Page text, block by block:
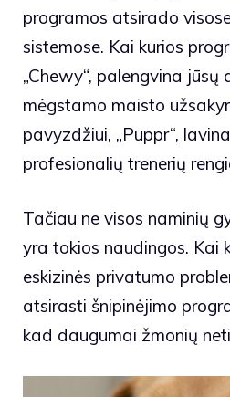
programos atsirado
sistemose. Kai kurios
„Chewy“, palengvina jūsų
mėgstamo maisto
pavyzdžiui, „Puppr“,
profesionalių trenerių
Tačiau ne visos naminių
yra tokios naudingos. Kai
eskizinės privatumo
atsirasti šnipinėjimo
kad daugumai žmonių